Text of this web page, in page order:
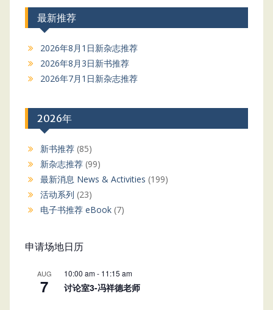
最新推荐
2026年8月1日新杂志推荐
2026年8月3日新书推荐
2026年7月1日新杂志推荐
2026年
新书推荐(85)
新杂志推荐(99)
最新消息 News & Activities (199)
活动系列 (23)
电子书推荐 eBook(7)
申请场地日历
AUG
7
10:00 am- 11:15 am
讨论室3-冯祥德老师